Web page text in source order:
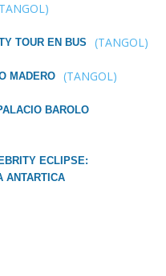
TOUR EN BUS (TANGOL)
MADERO (TANGOL)
BAROLO
ECLIPSE:
ANTARTICA